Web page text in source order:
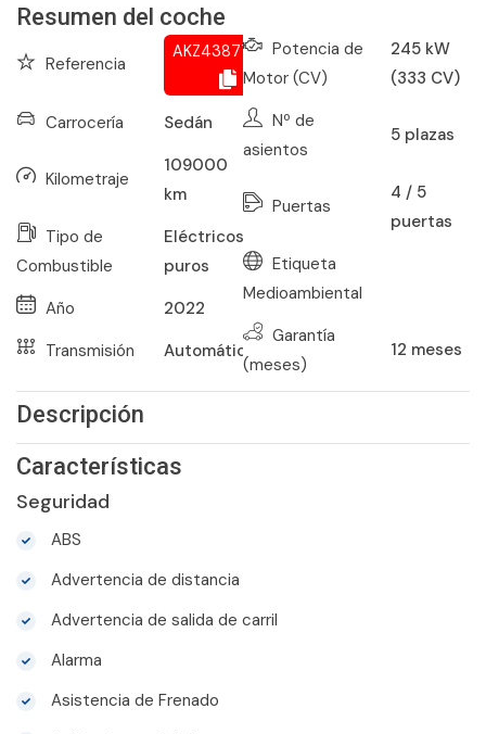
Resumen del coche
Referencia
AKZ438771678
Carrocería Sedán
Kilometraje
109000
km
Tipo de
Combustible
Eléctricos
puros
Año
2022
Transmisión
Automático
Potencia de
Motor (CV)
245 kW
(333 CV)
Nº de
asientos
5 plazas
Puertas
4 / 5
puertas
Etiqueta
Medioambiental
Garantía
(meses)
12 meses
Descripción
Características
Seguridad
ABS
Advertencia de distancia
Advertencia de salida de carril
Alarma
Asistencia de Frenado